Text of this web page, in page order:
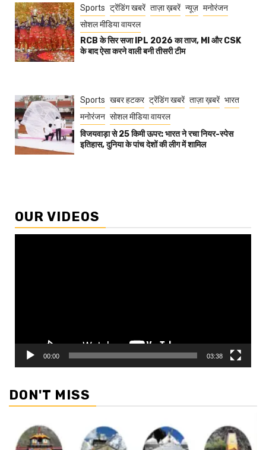
Sports ट्रेंडिंग खबरें ताज़ा ख़बरें न्यूज़ मनोरंजन
सोशल मीडिया वायरल
RCB के सिर सजा IPL 2026 का ताज, MI और CSK
के बाद ऐसा करने वाली बनी तीसरी टीम
Sports खबर हटकर ट्रेंडिंग खबरें ताज़ा ख़बरें भारत
मनोरंजन सोशल मीडिया वायरल
विजयवाड़ा से 25 किमी ऊपर: भारत ने रचा नियर-स्पेस
इतिहास, दुनिया के पांच देशों की लीग में शामिल
OUR VIDEOS
00:00 03:38
DON'T MISS